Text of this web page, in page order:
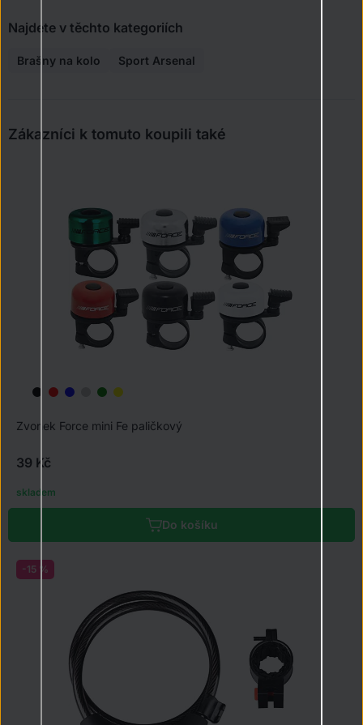
Najdete v těchto kategoriích
Brašny na kolo Sport Arsenal
Zákazníci k tomuto koupili také
Do košíku
Zvonek Force mini Fe paličkový
39 Kč
skladem
-15 %